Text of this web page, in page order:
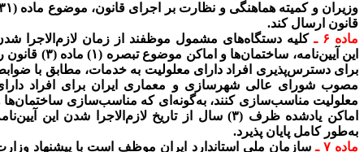
وزیران و کمیته هماهنگی و نظارت بر اجرای قانون، موضوع ماده (۳۱)
ارسال کند.
۶ ـ
کلیه دستگاه‌های مشمول موظفند از زمان لازم‌الاجرا شدن
این آیین‌نامه، ساختمان‌ها و اماکن موضوع تبصره (۱) ماده (۳) قانون را
دسترس‌پذیری افراد دارای معلولیت به خدمات، مطابق با ضوابط
شورای عالی شهرسازی و معماری ایران برای افراد دارای
مناسب‌سازی کنند، به‌گونه‌ای که مناسب‌سازی ساختمان‌ها و
اماکن یادشده ظرف (۳) سال از تاریخ لازم‌الاجرا شدن این آیین‌نامه
کامل پایان پذیرد.
۷ ـ
سازمان ملی استاندارد ایران موظف است با پیشنهاد وزارت